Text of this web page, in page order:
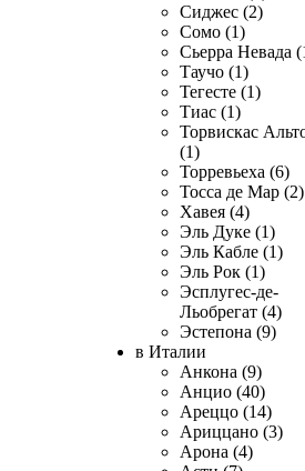
Сиджес (2)
Сомо (1)
Сьерра Невада
Таучо (1)
Тегесте (1)
Тиас (1)
Торвискас
(1)
Торревьеха (6)
Тосса де Мар (2)
Хавея (4)
Эль Дуке (1)
Эль Кабле (1)
Эль Рок (1)
Эсплугес-де-
Льобрегат (4)
Эстепона (9)
в Италии
Анкона (9)
Анцио (40)
Ареццо (14)
Ариццано (3)
Арона (4)